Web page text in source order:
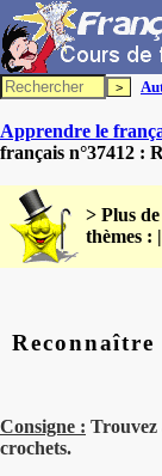
Apprendre le
français n°37412 :
> Plus
thèmes : |
Consigne : Trouvez
crochets.